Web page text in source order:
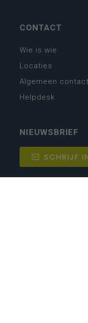
CONTACT
Wie is wie
Locaties
Algemeen contact
Helpdesk
NIEUWSBRIEF
SCHRIJF